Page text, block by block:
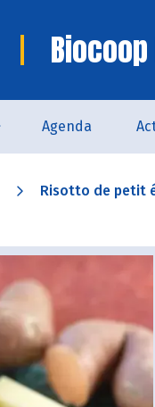
Agenda
Risotto de petit